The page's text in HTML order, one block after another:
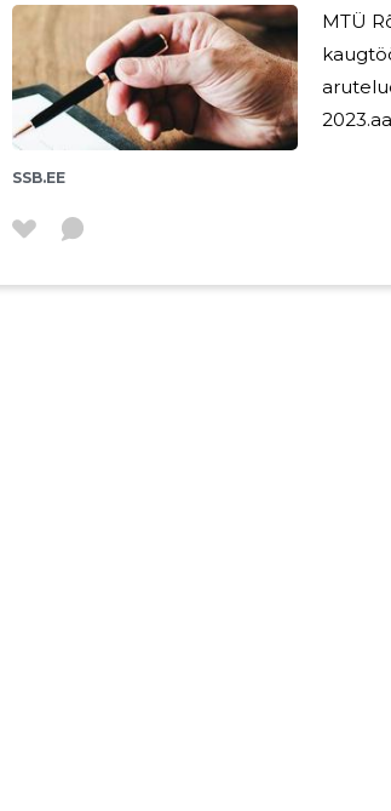
SSB.EE
MTÜ